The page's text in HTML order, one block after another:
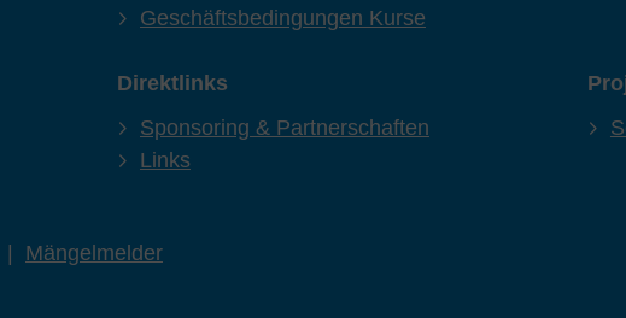
Geschäftsbedingungen Kurse
Direktlinks
Sponsoring & Partnerschaften
Links
Mängelmelder